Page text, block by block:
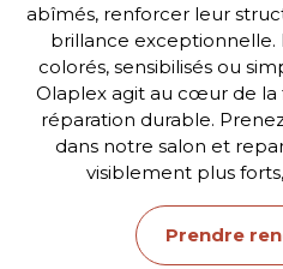
abîmés, renforcer leur
brillance exceptionnelle.
colorés, sensibilisés ou
Olaplex agit au cœur de
réparation durable.
dans notre salon et
visiblement plus
Prendre